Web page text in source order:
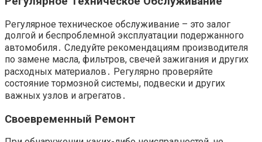
Регулярное техническое обслуживание – это залог
долгой и беспроблемной эксплуатации подержанного
автомобиля․ Следуйте рекомендациям производителя
по замене масла, фильтров, свечей зажигания и других
расходных материалов․ Регулярно проверяйте
состояние тормозной системы, подвески и других
важных узлов и агрегатов․
Своевременный Ремонт